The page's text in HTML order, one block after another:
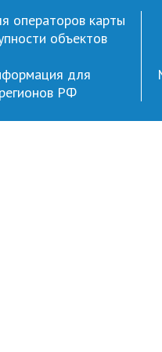
операторов карты
объектов
для
регионов РФ